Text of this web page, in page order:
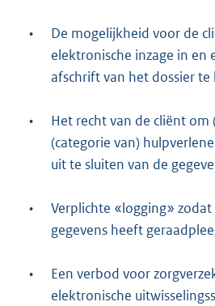
•
De mogelijkheid voor de
elektronische inzage in en
afschrift van het dossier te
•
Het recht van de cliënt om
(categorie van)
uit te sluiten van de
•
Verplichte «logging» zodat
gegevens heeft
•
Een verbod voor
elektronische